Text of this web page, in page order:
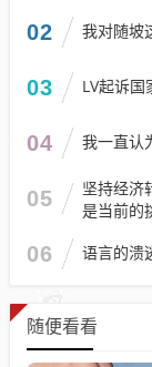
02 我对随坡
03 LV起诉国
04 我一直认
05
坚持经济
是当前的
06 语言的溃
随便看看